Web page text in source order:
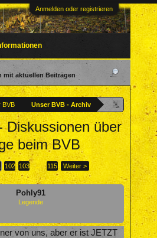
Anmelden oder registrieren
BVB Unser BVB - Archiv
Diskussionen über
beim BVB
102 103 → 115 Weiter >
Pohly91
Legende
von uns, aber er ist JETZT
mit aktuellen Beiträgen